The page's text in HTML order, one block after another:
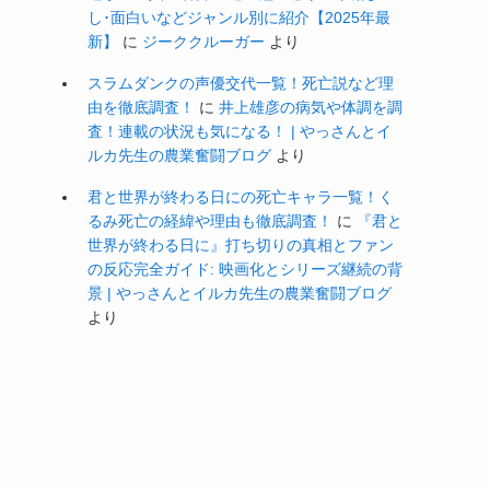
し･面白いなどジャンル別に紹介【2025年最
新】
に ジーククルーガー より
スラムダンクの声優交代一覧！死亡説など理
由を徹底調査！
に 井上雄彦の病気や体調を調
査！連載の状況も気になる！ | やっさんとイ
ルカ先生の農業奮闘ブログ より
君と世界が終わる日にの死亡キャラ一覧！く
るみ死亡の経緯や理由も徹底調査！
に
『君と
世界が終わる日に』打ち切りの真相とファン
の反応完全ガイド: 映画化とシリーズ継続の背
景 | やっさんとイルカ先生の農業奮闘ブログ
より